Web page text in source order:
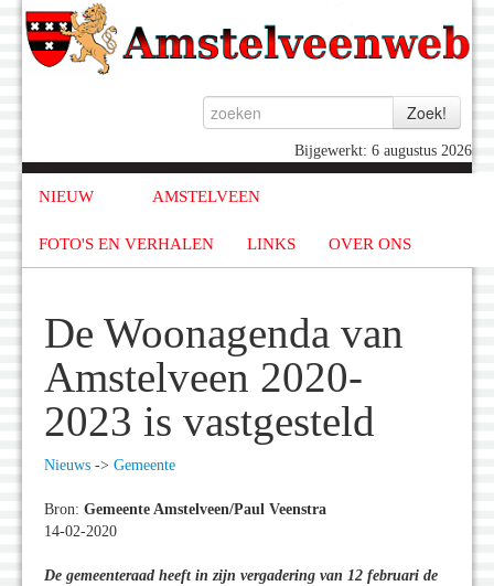
Bijgewerkt: 6 augustus 2026
NIEUW AMSTELVEEN
FOTO'S EN VERHALEN LINKS OVER ONS
De Woonagenda van
Amstelveen 2020-
2023 is vastgesteld
Nieuws -> Gemeente
Bron: Gemeente Amstelveen/Paul Veenstra
14-02-2020
De gemeenteraad heeft in zijn vergadering van 12 februari de